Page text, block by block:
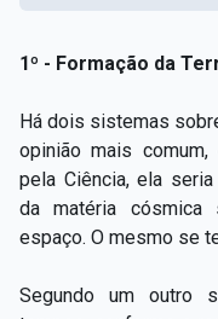
1º - Formação da
Há dois sistemas
opinião mais
pela Ciência, ela
da matéria cósmica
espaço. O mesmo se
Segundo um outro